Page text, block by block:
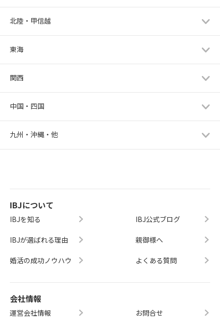
北陸・甲信越
東海
関西
中国・四国
九州・沖縄・他
IBJについて
IBJを知る
IBJが選ばれる理由
婚活の成功ノウハウ
IBJ公式ブログ
親御様へ
よくある質問
会社情報
運営会社情報 お問合せ